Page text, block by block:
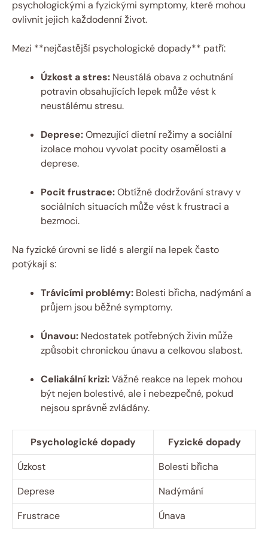
psychologickými a fyzickými symptomy, které mohou
ovlivnit jejich každodenní život.
Mezi **nejčastější psychologické dopady** patří:
Úzkost a stres: Neustálá obava z ochutnání
potravin obsahujících lepek může vést k
neustálému stresu.
Deprese:Omezující dietní režimy a sociální
izolace mohou vyvolat pocity osamělosti a
deprese.
Pocit frustrace:Obtížné dodržování stravy v
sociálních situacích může vést k frustraci a
bezmoci.
Na fyzické úrovni se lidé s alergií na lepek často
potýkají s:
Trávicími problémy: Bolesti břicha, nadýmání a
průjem jsou běžné symptomy.
Únavou: Nedostatek potřebných živin může
způsobit chronickou únavu a celkovou slabost.
Celiakální krizi:Vážné reakce na lepek mohou
být nejen bolestivé, ale i nebezpečné, pokud
nejsou správně zvládány.
Psychologické dopady
Fyzické dopady
Úzkost
Bolesti břicha
Deprese
Nadýmání
Frustrace
Únava